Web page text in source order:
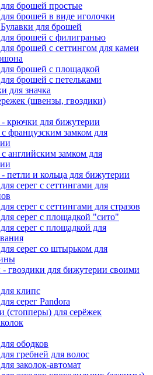
брошей простые
брошей в виде иголочки
для брошей
брошей с филигранью
брошей с сеттингом для камеи
брошей с площадкой
брошей с петельками
для значка
(швензы, гвоздики)
крючки для бижутерии
французским замком для
английским замком для
петли и кольца для бижутерии
серег с сеттингами для
серег с сеттингами для стразов
серег с площадкой "сито"
серег с площадкой для
серег со штырьком для
гвоздики для бижутерии своими
клипс
серег Pandora
(стопперы) для серёжек
ободков
гребней для волос
заколок-автомат